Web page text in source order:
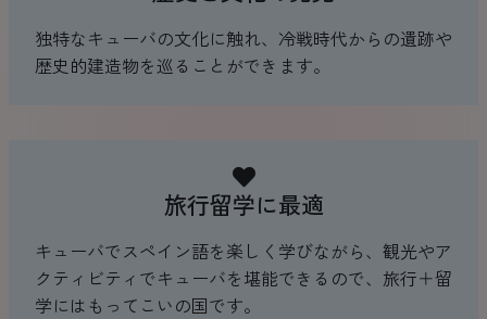
独特なキューバの文化に触れ、冷戦時代からの遺跡や
歴史的建造物を巡ることができます。
旅行留学に最適
キューバでスペイン語を楽しく学びながら、観光やア
クティビティでキューバを堪能できるので、旅行＋留
学にはもってこいの国です。